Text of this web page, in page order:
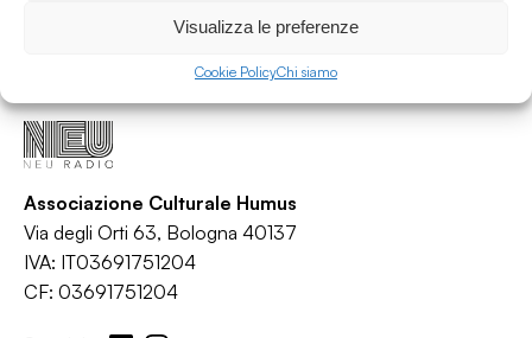
Visualizza le preferenze
Cookie PolicyChi siamo
Associazione Culturale Humus
Via degli Orti 63, Bologna 40137
IVA: IT03691751204
CF: 03691751204